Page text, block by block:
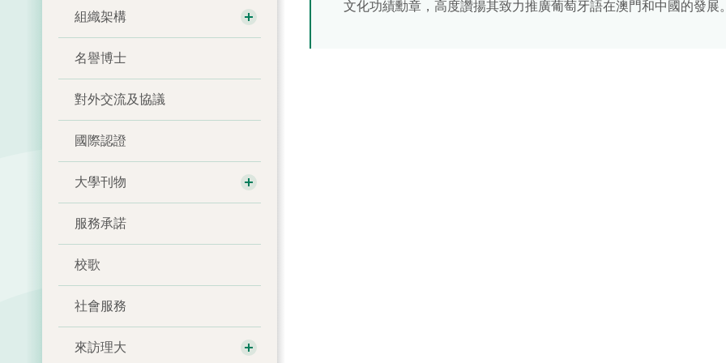
組織架構
名譽博士
對外交流及協議
國際認證
大學刊物
服務承諾
校歌
社會服務
來訪理大
文化功績勳章，高度讚揚其致力推廣葡萄牙語在澳門和中國的發展